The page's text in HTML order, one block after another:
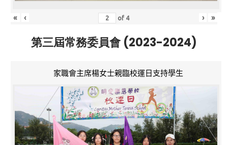
« ‹ of 4 › »
第三屆常務委員會 (2023-2024)
家職會主席楊女士親臨校運日支持學生